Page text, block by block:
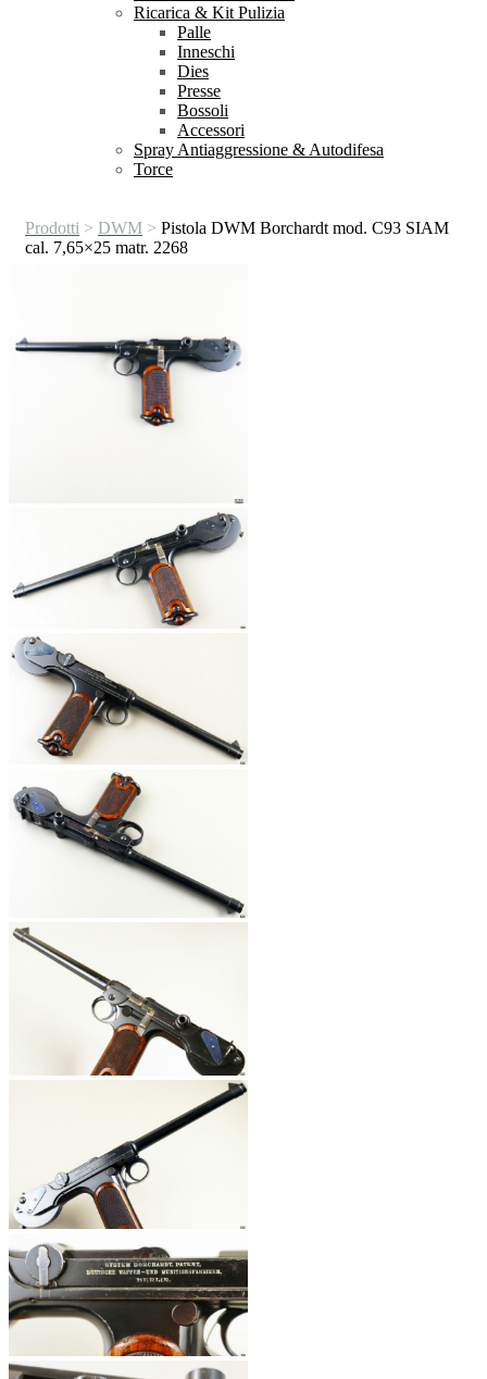
Ricarica & Kit Pulizia
Palle
Inneschi
Dies
Presse
Bossoli
Accessori
Spray Antiaggressione & Autodifesa
Torce
Prodotti > DWM > Pistola DWM Borchardt mod. C93 SIAM
cal. 7,65×25 matr. 2268